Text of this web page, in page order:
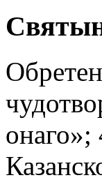
онаго»;